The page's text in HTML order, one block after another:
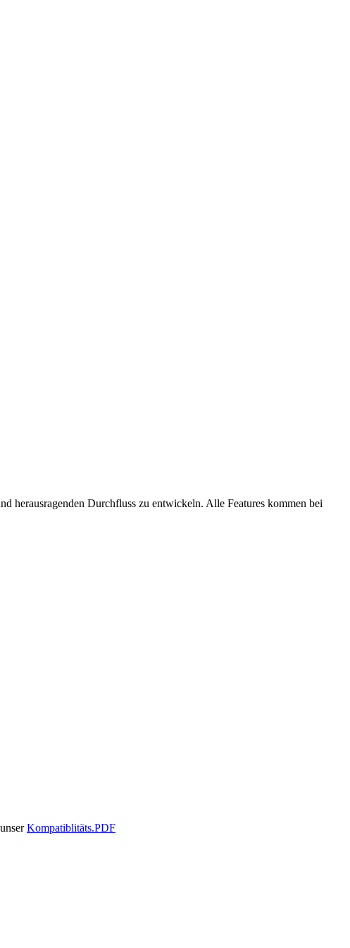
herausragenden Durchfluss zu entwickeln. Alle Features kommen bei
Kompatiblitäts.PDF